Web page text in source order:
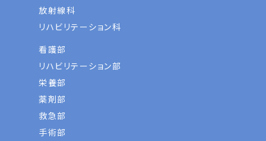
放射線科
リハビリテーション科
看護部
リハビリテーション部
栄養部
薬剤部
救急部
手術部